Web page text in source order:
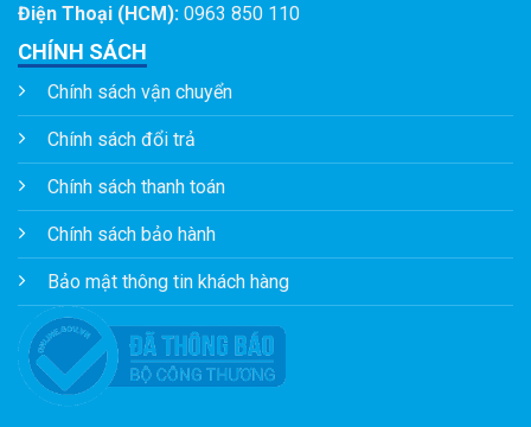
Điện Thoại (HCM): 0963 850 110
CHÍNH SÁCH
Chính sách vận chuyển
Chính sách đổi trả
Chính sách thanh toán
Chính sách bảo hành
Bảo mật thông tin khách hàng